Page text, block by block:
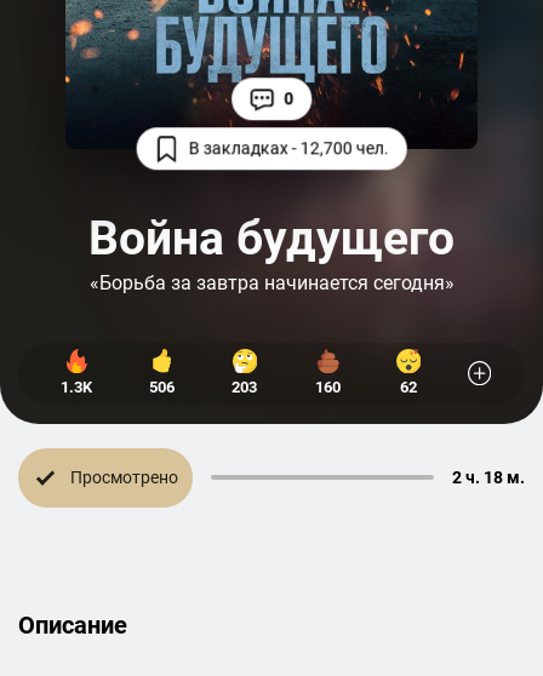
В закладках - 12,700 чел.
0
Война будущего
«Борьба за завтра начинается сегодня»
1.3K 506 203 160 62
Просмотрено 2 ч. 18 м.
Описание